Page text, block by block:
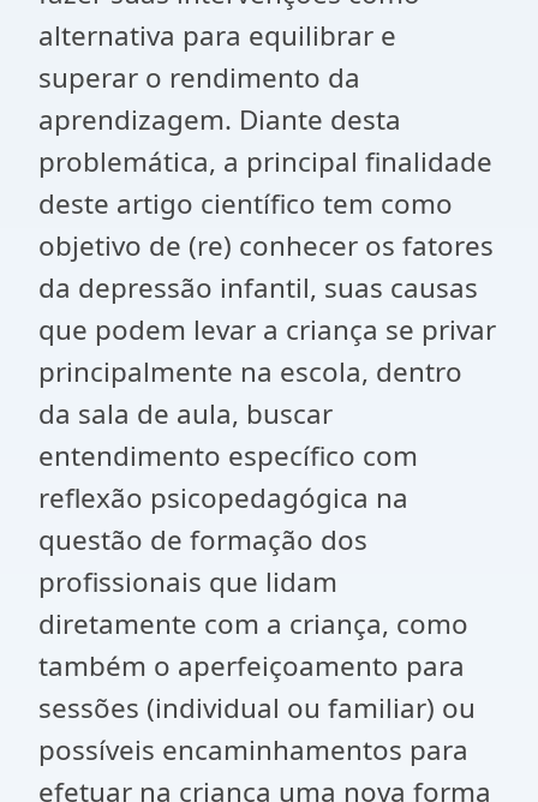
alternativa para equilibrar e
superar o rendimento da
aprendizagem. Diante desta
problemática, a principal finalidade
deste artigo científico tem como
objetivo de (re) conhecer os fatores
da depressão infantil, suas causas
que podem levar a criança se privar
principalmente na escola, dentro
da sala de aula, buscar
entendimento específico com
reflexão psicopedagógica na
questão de formação dos
profissionais que lidam
diretamente com a criança, como
também o aperfeiçoamento para
sessões (individual ou familiar) ou
possíveis encaminhamentos para
efetuar na criança uma nova forma